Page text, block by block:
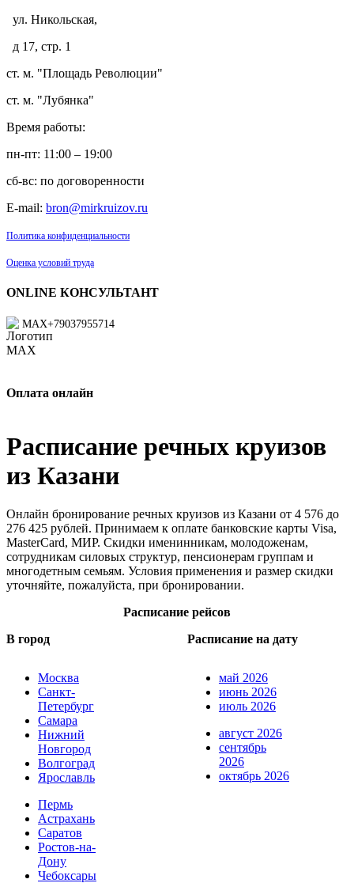
ул. Никольская,
д 17, стр. 1
ст. м. "Площадь Революции"
ст. м. "Лубянка"
Время работы:
пн-пт: 11:00 – 19:00
сб-вс: по договоренности
E-mail: bron@mirkruizov.ru
Политика конфиденциальности
Оценка условий труда
ONLINE КОНСУЛЬТАНТ
MAX+79037955714
Оплата онлайн
Расписание речных круизов
из Казани
Онлайн бронирование речных круизов из Казани от 4 576 до
276 425 рублей. Принимаем к оплате банковские карты Visa,
MasterCard, МИР. Скидки именинникам, молодоженам,
сотрудникам силовых структур, пенсионерам группам и
многодетным семьям. Условия применения и размер скидки
уточняйте, пожалуйста, при бронировании.
Расписание рейсов
В город
Расписание на дату
Москва
Санкт-
Петербург
Самара
Нижний
Новгород
Волгоград
Ярославль
Пермь
Астрахань
Саратов
Ростов-на-
Дону
Чебоксары
май 2026
июнь 2026
июль 2026
август 2026
сентябрь
2026
октябрь 2026